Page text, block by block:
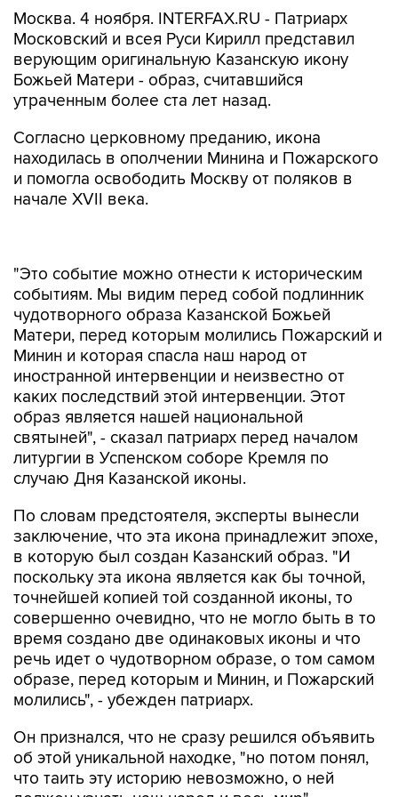
Москва. 4 ноября. INTERFAX.RU - Патриарх
Московский и всея Руси Кирилл представил
верующим оригинальную Казанскую икону
Божьей Матери - образ, считавшийся
утраченным более ста лет назад.
Согласно церковному преданию, икона
находилась в ополчении Минина и Пожарского
и помогла освободить Москву от поляков в
начале XVII века.
чудотворного образа Казанской Божьей
Матери, перед которым молились Пожарский и
Минин и которая спасла наш народ от
иностранной интервенции и неизвестно от
каких последствий этой интервенции. Этот
образ является нашей национальной
святыней", - сказал патриарх перед началом
литургии в Успенском соборе Кремля по
случаю Дня Казанской иконы.
По словам предстоятеля, эксперты вынесли
в которую был создан Казанский образ. "И
поскольку эта икона является как бы точной,
точнейшей копией той созданной иконы, то
совершенно очевидно, что не могло быть в то
время создано две одинаковых иконы и что
речь идет о чудотворном образе, о том самом
образе, перед которым и Минин, и Пожарский
молились", - убежден патриарх.
Он признался, что не сразу решился объявить
что таить эту историю невозможно, о ней
должен узнать наш народ и весь мир".